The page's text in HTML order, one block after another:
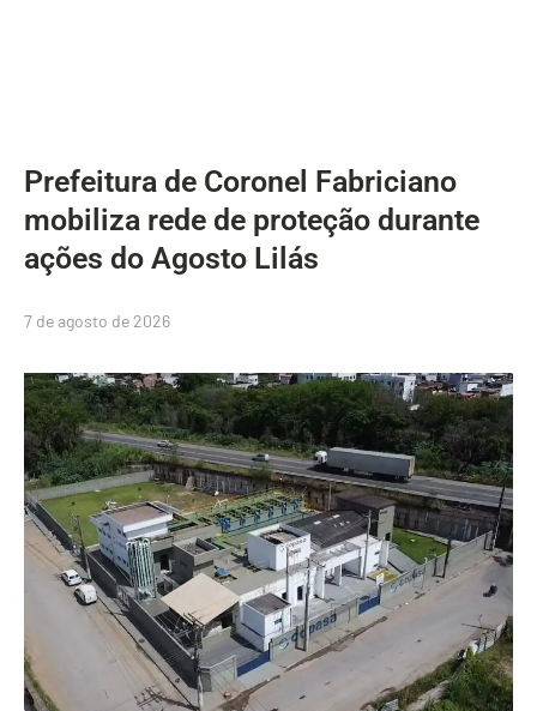
Prefeitura de Coronel Fabriciano
mobiliza rede de proteção durante
ações do Agosto Lilás
7 de agosto de 2026